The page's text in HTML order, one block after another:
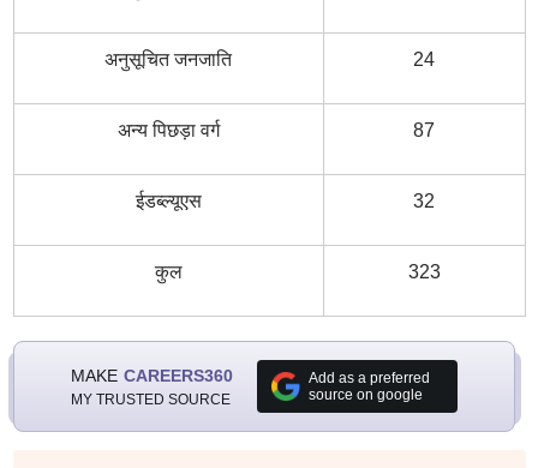
अनुसूचित जनजाति 24
अन्य पिछड़ा वर्ग 87
ईडब्ल्यूएस 32
कुल 323
MAKE CAREERS360
MY TRUSTED SOURCE
Add as a preferred
source on google